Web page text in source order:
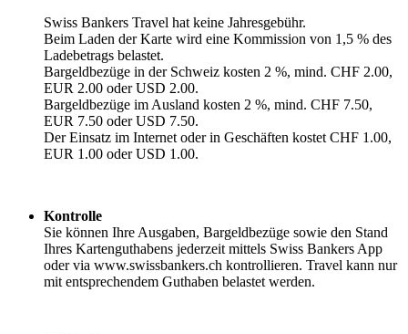
Swiss Bankers Travel hat keine Jahresgebühr.
Beim Laden der Karte wird eine Kommission von 1,5 % des
Ladebetrags belastet.
Bargeldbezüge in der Schweiz kosten 2 %, mind. CHF 2.00,
EUR 2.00 oder USD 2.00.
Bargeldbezüge im Ausland kosten 2 %, mind. CHF 7.50,
EUR 7.50 oder USD 7.50.
Der Einsatz im Internet oder in Geschäften kostet CHF 1.00,
EUR 1.00 oder USD 1.00.
Kontrolle
Sie können Ihre Ausgaben, Bargeldbezüge sowie den Stand
Ihres Kartenguthabens jederzeit mittels Swiss Bankers App
oder via www.swissbankers.ch kontrollieren. Travel kann nur
mit entsprechendem Guthaben belastet werden.